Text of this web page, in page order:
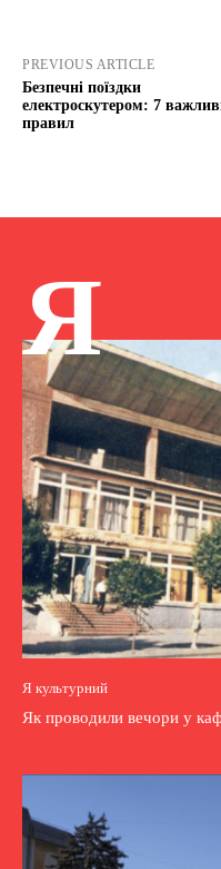
PREVIOUS ARTICLE
Безпечні поїздки
електроскутером: 7
правил
Я
Я культурний
Як проводили вечори у